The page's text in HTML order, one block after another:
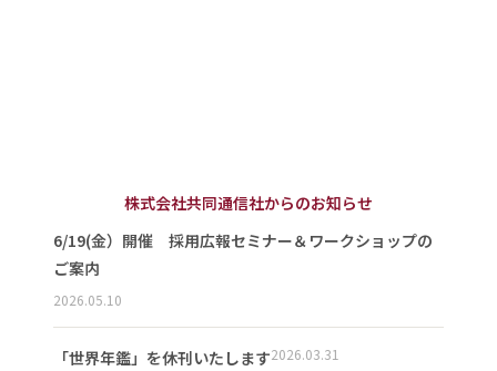
株式会社共同通信社からのお知らせ
6/19(金）開催 採用広報セミナー＆ワークショップの
ご案内
2026.05.10
「世界年鑑」を休刊いたします2026.03.31